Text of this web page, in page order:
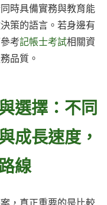
時具備實務與教育能
策的語言。若身邊有
考記帳士考試相關資
品質。
選擇：不同
成長速度，
線